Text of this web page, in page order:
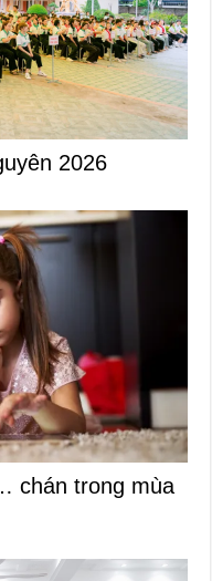
2026
chán trong mùa